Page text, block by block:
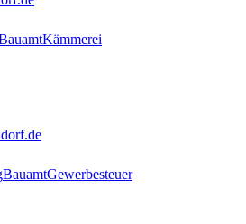
Kämmerei
BauamtGewerbesteuer